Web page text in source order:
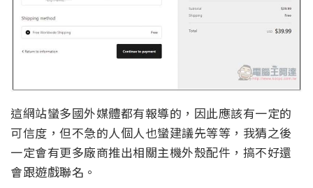
這網站蠻多國外媒體都有報導的，因此應該有一定的
可信度，但不急的人個人也蠻建議先等等，我猜之後
一定會有更多廠商推出相關主機外殼配件，搞不好還
會跟遊戲聯名。